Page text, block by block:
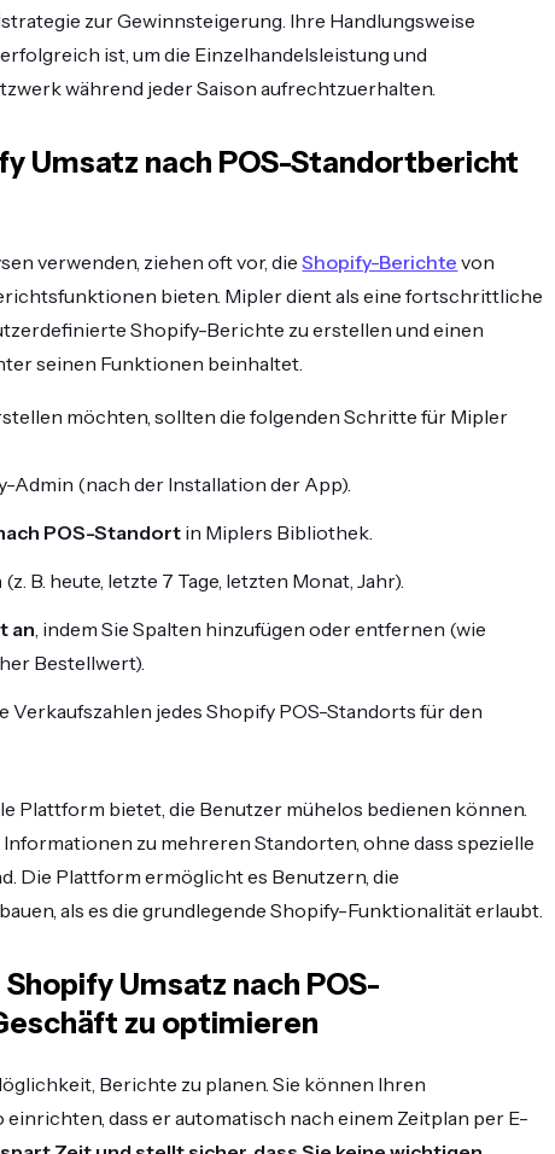
zur Gewinnsteigerung. Ihre Handlungsweise
ist, um die Einzelhandelsleistung und
während jeder Saison aufrechtzuerhalten.
Umsatz nach POS-Standortbericht
verwenden, ziehen oft vor, dieShopify-Berichte von
bieten. Mipler dient als eine fortschrittliche
Shopify-Berichte zu erstellen und einen
seinen Funktionen beinhaltet.
möchten, sollten die folgenden Schritte für Mipler
Admin (nach der Installation der App).
POS-Standort in Miplers Bibliothek.
(z. B. heute, letzte 7 Tage, letzten Monat, Jahr).
an , indem Sie Spalten hinzufügen oder entfernen (wie
Bestellwert).
Verkaufszahlen jedes Shopify POS-Standorts für den
Plattform bietet, die Benutzer mühelos bedienen können.
zu mehreren Standorten, ohne dass spezielle
Die Plattform ermöglicht es Benutzern, die
als es die grundlegende Shopify-Funktionalität erlaubt.
Umsatz nach POS-
zu optimieren
Berichte zu planen. Sie können Ihren
dass er automatisch nach einem Zeitplan per E-